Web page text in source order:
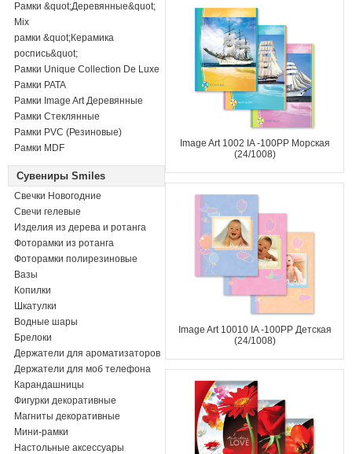
Рамки &quot;Деревянные&quot;
Mix
рамки &quot;Керамика
роспись&quot;
Рамки Unique Collection De Luxe
Рамки PATA
Рамки Image Art Деревянные
Рамки Стеклянные
Рамки PVC (Резиновые)
Рамки MDF
Сувениры Smiles
Свечки Новогодние
Свечи гелевые
Изделия из дерева и ротанга
Фоторамки из ротанга
Фоторамки полирезиновые
Вазы
Копилки
Шкатулки
Водные шары
Брелоки
Держатели для ароматизаторов
Держатели для моб телефона
Карандашницы
Фигурки декоративные
Магниты декоративные
Мини-рамки
Настольные аксессуары
Image Art 1002 IA -100PP Морская
(24/1008)
Image Art 10010 IA -100PP Детская
(24/1008)